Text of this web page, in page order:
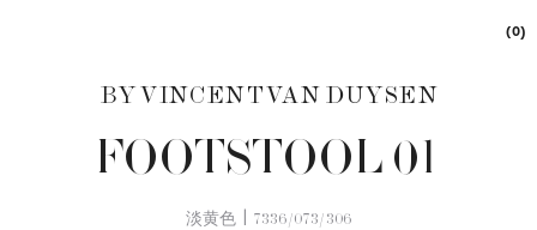
(0)
BY VINCENT VAN DUYSEN
FOOTSTOOL 01
淡黄色 | 7336/073/306